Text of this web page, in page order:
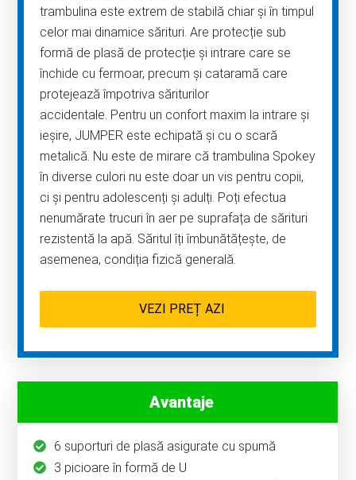
trambulina este extrem de stabilă chiar și în timpul
celor mai dinamice sărituri. Are protecție sub
formă de plasă de protecție și intrare care se
închide cu fermoar, precum și cataramă care
protejează împotriva săriturilor
accidentale. Pentru un confort maxim la intrare și
ieșire, JUMPER este echipată și cu o scară
metalică. Nu este de mirare că trambulina Spokey
în diverse culori nu este doar un vis pentru copii,
ci și pentru adolescenți și adulți. Poți efectua
nenumărate trucuri în aer pe suprafața de sărituri
rezistentă la apă. Săritul îți îmbunătățește, de
asemenea, condiția fizică generală.
VEZI PREȚ AZI
Avantaje
6 suporturi de plasă asigurate cu spumă
3 picioare în formă de U